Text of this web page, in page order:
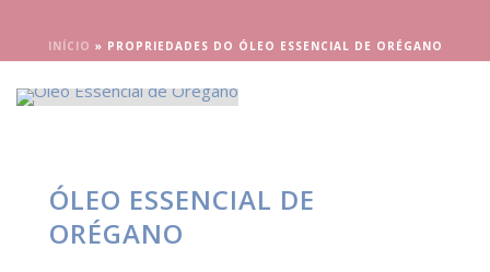
INÍCIO » PROPRIEDADES DO ÓLEO ESSENCIAL DE ORÉGANO
ÓLEO ESSENCIAL DE
ORÉGANO